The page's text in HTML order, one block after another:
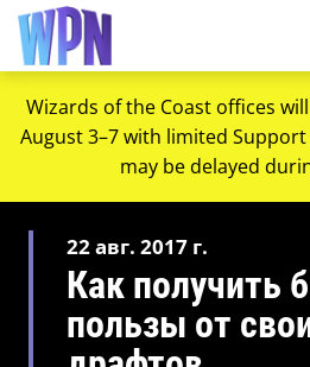
Wizards of the Coast offices
August 3–7 with limited
may be delayed
22 авг. 2017 г.
Как получить
пользы от